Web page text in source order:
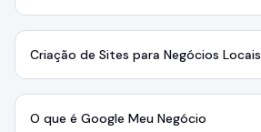
Criação de Sites para Negócios Locais
O que é Google Meu Negócio